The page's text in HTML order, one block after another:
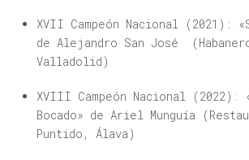
XVII Campeón Nacional (2021):
de Alejandro San José (
Valladolid)
XVIII Campeón Nacional (2022):
Bocado» de Ariel Munguía (
Puntido, Álava)